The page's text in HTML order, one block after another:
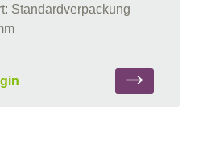
Standardverpackung